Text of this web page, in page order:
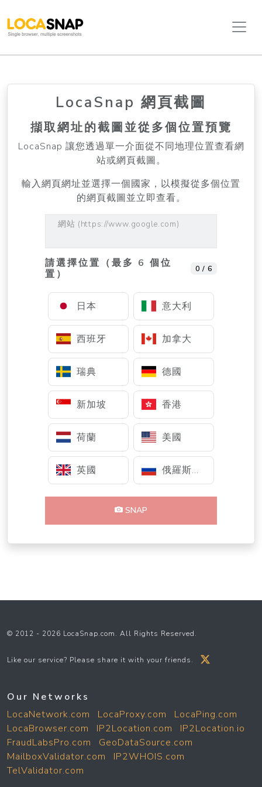
LocaSnap 網頁截圖
擷取網址的截圖並從多個位置預覽
LocaSnap 讓您透過單一介面從不同地理位置查看網
站或網頁截圖。
輸入網頁網址並選擇一個國家，以模擬從多個位置
的網頁截圖並立即查看。
網站 (https://www.google.com)
請選擇位置（最多 6 個位
置）
0 / 6
日本 意大利
西班牙 加拿大
瑞典 德國
新加坡 香港
荷蘭 美國
英國 俄羅斯聯邦
SNAP
© 2012 - 2026 LocaSnap.com. All Rights Reserved.
Like our service? Please share it with your friends.
Our Networks
LocaNetwork.com
LocaProxy.com
LocaPing.com
LocaBrowser.com
IP2Location.com
IP2Location.io
FraudLabsPro.com
GeoDataSource.com
MailboxValidator.com
IP2WHOIS.com
TelValidator.com